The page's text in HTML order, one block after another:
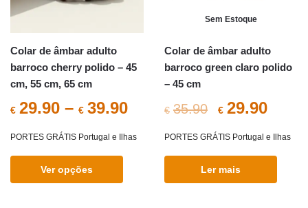
chosen
product
page
product
page
Colar de âmbar adulto
barroco cherry polido – 45
cm, 55 cm, 65 cm
€ 29.90 – € 39.90
PORTES GRÁTIS Portugal e Ilhas
Ver opções
Sem Estoque
Colar de âmbar adulto
barroco green claro polido
– 45 cm
€ 35.90
O
preço
original
era:
€ 29.90O
atual
é:
PORTES GRÁTIS Portugal e Ilhas
Ler mais